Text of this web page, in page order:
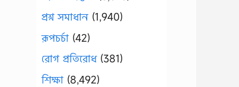
প্রশ্ন সমাধান (1,940)
রূপচর্চা (42)
রোগ প্রতিরোধ(381)
শিক্ষা (8,492)